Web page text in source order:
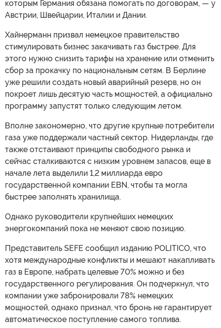
которым Германия обязана помогать по договорам, — у
Австрии, Швейцарии, Италии и Дании.
Хайнерманн призвал немецкое правительство
стимулировать бизнес закачивать газ быстрее. Для
этого нужно снизить тарифы на хранение или отменить
сбор за прокачку по национальным сетям. В Берлине
уже решили создать новый аварийный резерв, но он
покроет лишь десятую часть мощностей, а официально
программу запустят только следующим летом.
Вполне закономерно, что другие крупные потребители
газа уже поддержали частный сектор. Нидерланды, где
также отстаивают принципы свободного рынка и
сейчас сталкиваются с низким уровнем запасов, еще в
начале лета выделили 1,2 миллиарда евро
государственной компании EBN, чтобы та могла
быстрее заполнять хранилища.
Однако руководители крупнейших немецких
энергокомпаний пока не меняют свою позицию.
Представитель SEFE сообщил изданию POLITICO, что
хотя международные конфликты и мешают накапливать
газ в Европе, набрать целевые 70% можно и без
государственного регулирования. Он подчеркнул, что
компании уже забронировали 78% немецких
мощностей, однако признал, что бронь не гарантирует
автоматическое поступление самого топлива.